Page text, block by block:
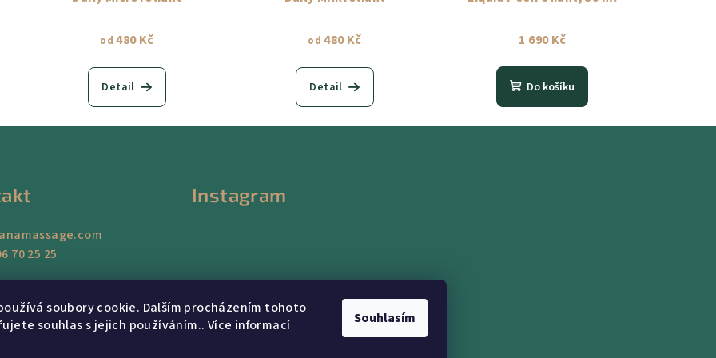
soubory cookie. Dalším procházením tohoto
souhlas s jejich používáním.. Více informací
Souhlasím
od 480 Kč
Detail
od 480 Kč
Detail
1 690 Kč
Do košíku
70 25 25
Instagram
Sledovat na Instagramu